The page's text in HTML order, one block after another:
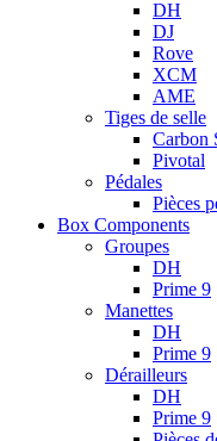
DH
DJ
Rove
XCM
AME
Tiges de selle
Carbon
Pivotal
Pédales
Pièces
Box Components
Groupes
DH
Prime 9
Manettes
DH
Prime 9
Dérailleurs
DH
Prime 9